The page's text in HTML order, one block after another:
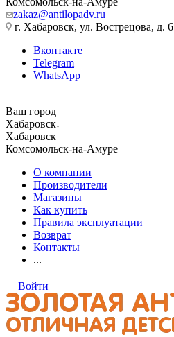
zakaz@antilopadv.ru
г. Хабаровск, ул. Вострецова, д. 6
Вконтакте
Telegram
WhatsApp
Ваш город
Хабаровск
Хабаровск
Комсомольск-на-Амуре
О компании
Производители
Магазины
Как купить
Правила эксплуатации
Возврат
Контакты
...
Войти